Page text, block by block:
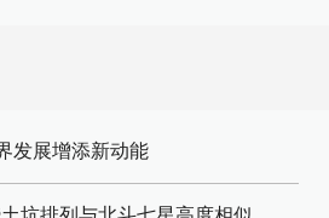
发展增添新动能